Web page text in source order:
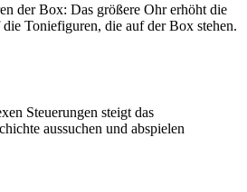
der Box: Das größere Ohr erhöht die
Toniefiguren, die auf der Box stehen.
Steuerungen steigt das
aussuchen und abspielen